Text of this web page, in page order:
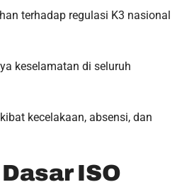
terhadap regulasi K3 nasional
keselamatan di seluruh
kecelakaan, absensi, dan
ISO